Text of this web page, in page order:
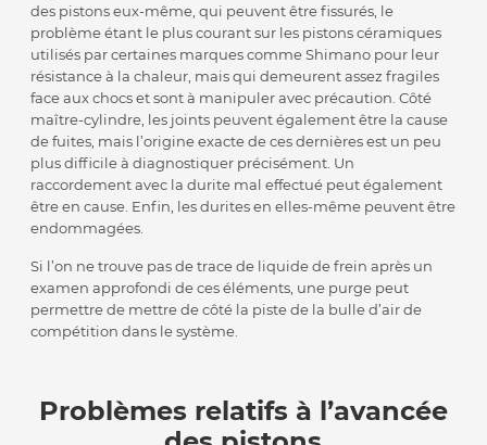
des pistons eux-même, qui peuvent être fissurés, le
problème étant le plus courant sur les pistons céramiques
utilisés par certaines marques comme Shimano pour leur
résistance à la chaleur, mais qui demeurent assez fragiles
face aux chocs et sont à manipuler avec précaution. Côté
maître-cylindre, les joints peuvent également être la cause
de fuites, mais l’origine exacte de ces dernières est un peu
plus difficile à diagnostiquer précisément. Un
raccordement avec la durite mal effectué peut également
être en cause. Enfin, les durites en elles-même peuvent être
endommagées.
Si l’on ne trouve pas de trace de liquide de frein après un
examen approfondi de ces éléments, une purge peut
permettre de mettre de côté la piste de la bulle d’air de
compétition dans le système.
Problèmes relatifs à l’avancée